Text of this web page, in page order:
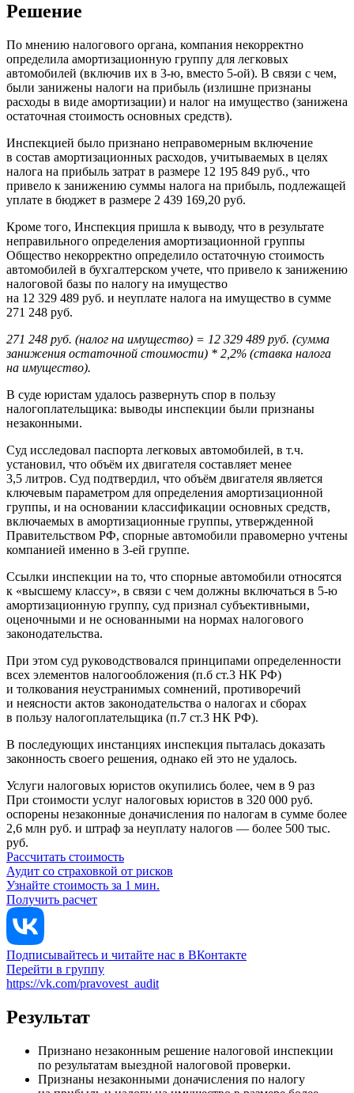
Решение
По мнению налогового органа, компания некорректно
определила амортизационную группу для легковых
автомобилей (включив их в 3-ю, вместо 5-ой). В связи с чем,
были занижены налоги на прибыль (излишне признаны
расходы в виде амортизации) и налог на имущество (занижена
остаточная стоимость основных средств).
Инспекцией было признано неправомерным включение
в состав амортизационных расходов, учитываемых в целях
налога на прибыль затрат в размере 12 195 849 руб., что
привело к занижению суммы налога на прибыль, подлежащей
уплате в бюджет в размере 2 439 169,20 руб.
Кроме того, Инспекция пришла к выводу, что в результате
неправильного определения амортизационной группы
Общество некорректно определило остаточную стоимость
автомобилей в бухгалтерском учете, что привело к занижению
налоговой базы по налогу на имущество
на 12 329 489 руб. и неуплате налога на имущество в сумме
271 248 руб.
271 248 руб. (налог на имущество) = 12 329 489 руб. (сумма
занижения остаточной стоимости) * 2,2% (ставка налога
на имущество).
В суде юристам удалось развернуть спор в пользу
налогоплательщика: выводы инспекции были признаны
незаконными.
Суд исследовал паспорта легковых автомобилей, в т.ч.
установил, что объём их двигателя составляет менее
3,5 литров. Суд подтвердил, что объём двигателя является
ключевым параметром для определения амортизационной
группы, и на основании классификации основных средств,
включаемых в амортизационные группы, утвержденной
Правительством РФ, спорные автомобили правомерно учтены
компанией именно в 3-ей группе.
Ссылки инспекции на то, что спорные автомобили относятся
к «высшему классу», в связи с чем должны включаться в 5-ю
амортизационную группу, суд признал субъективными,
оценочными и не основанными на нормах налогового
законодательства.
При этом суд руководствовался принципами определенности
всех элементов налогообложения (п.б ст.3 НК РФ)
и толкования неустранимых сомнений, противоречий
и неясности актов законодательства о налогах и сборах
в пользу налогоплательщика (п.7 ст.3 НК РФ).
В последующих инстанциях инспекция пыталась доказать
законность своего решения, однако ей это не удалось.
Услуги налоговых юристов окупились более, чем в 9 раз
При стоимости услуг налоговых юристов в 320 000 руб.
оспорены незаконные доначисления по налогам в сумме более
2,6 млн руб. и штраф за неуплату налогов — более 500 тыс.
руб.
Рассчитать стоимость
Аудит со страховкой от рисков
Узнайте стоимость за 1 мин.
Получить расчет
Подписывайтесь и читайте нас в ВКонтакте
Перейти в группу
https://vk.com/pravovest_audit
Результат
Признано незаконным решение налоговой инспекции
по результатам выездной налоговой проверки.
Признаны незаконными доначисления по налогу